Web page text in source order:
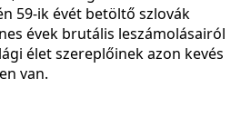
59-ik évét betöltő szlovák
évek brutális leszámolásairól
élet szereplőinek azon kevés
van.